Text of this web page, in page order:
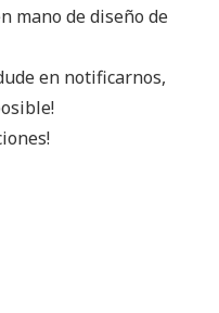
mano de diseño de
en notificarnos,